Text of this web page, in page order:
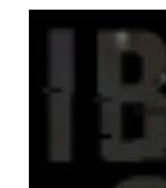
potete capire
probabilmente
molto
succede un bel